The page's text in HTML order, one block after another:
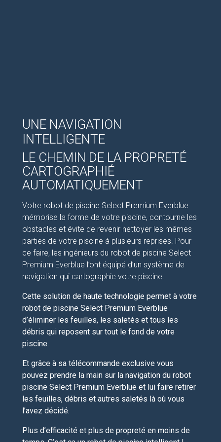
UNE NAVIGATION
INTELLIGENTE
LE CHEMIN DE LA PROPRETÉ
CARTOGRAPHIÉ
AUTOMATIQUEMENT
Votre robot de piscine Select Premium Everblue
mémorise la forme de votre piscine, contourne les
obstacles et évite de revenir nettoyer les mêmes
parties de votre piscine à plusieurs reprises. Pour
ce faire, les ingénieurs du robot de piscine Select
Premium Everblue l’ont équipé d’un système de
navigation qui cartographie votre piscine.
Cette solution de haute technologie permet à votre
robot de piscine Select Premium Everblue
d’éliminer les feuilles, les saletés et tous les
débris qui reposent sur tout le fond de votre
piscine.
Et grâce à sa télécommande exclusive vous
pouvez prendre la main sur la navigation du robot
piscine Select Premium Everblue et lui faire retirer
les feuilles, débris et autres saletés là où vous
l’avez décidé.
Plus d’efficacité et plus de propreté en moins de